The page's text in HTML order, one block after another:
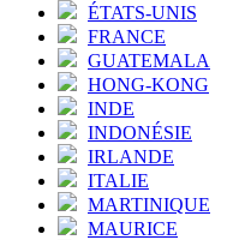
ÉTATS-UNIS
FRANCE
GUATEMALA
HONG-KONG
INDE
INDONÉSIE
IRLANDE
ITALIE
MARTINIQUE
MAURICE